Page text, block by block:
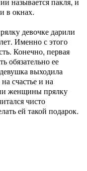
в окнах.
девочке дарили
Именно с этого
Конечно, первая
обязательно ее
выходила
счастье и на
женщины прялку
чисто
ей такой подарок.